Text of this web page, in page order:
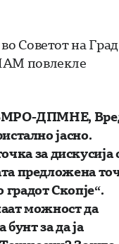
Советот на Град
повлекле
ВМРО-ДПМНЕ,
јасно.
за дискусија
предложена
Скопје“.
можност да
за да ја